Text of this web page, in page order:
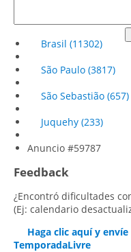
Brasil (11302)
São Paulo (3817)
São Sebastião (657)
Juquehy (233)
Anuncio #59787
Feedback
¿Encontró dificultades
(Ej: calendario
Haga clic aquí y
TemporadaLivre